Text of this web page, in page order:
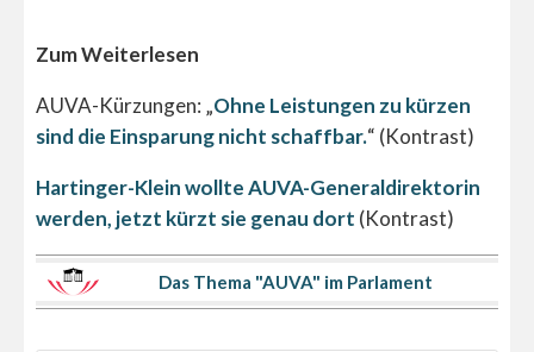
Zum Weiterlesen
AUVA-Kürzungen: „Ohne Leistungen zu kürzen
sind die Einsparung nicht schaffbar.“ (Kontrast)
Hartinger-Klein wollte AUVA-Generaldirektorin
werden, jetzt kürzt sie genau dort (Kontrast)
Das Thema "AUVA" im Parlament